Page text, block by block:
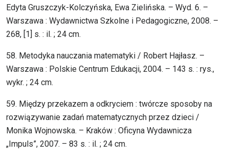
Edyta Gruszczyk-Kolczyńska, Ewa Zielińska. – Wyd. 6. –
Warszawa : Wydawnictwa Szkolne i Pedagogiczne, 2008. –
268, [1] s. : il. ; 24 cm.
58. Metodyka nauczania matematyki / Robert Hajłasz. –
Warszawa : Polskie Centrum Edukacji, 2004. – 143 s. : rys.,
wykr. ; 24 cm.
59. Między przekazem a odkryciem : twórcze sposoby na
rozwiązywanie zadań matematycznych przez dzieci /
Monika Wojnowska. – Kraków : Oficyna Wydawnicza
„Impuls”, 2007. – 83 s. : il. ; 24 cm.